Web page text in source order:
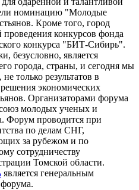
номинацию "Молодые
Кроме того, город
конкурсов фонда
конкурса "БИТ-Сибирь".
безусловно, является
города, страны, и сегодня мы
только результатов в
экономических
Организаторами форума
молодых ученых и
Форум проводится при
по делам СНГ,
за рубежом и по
сотрудничеству
Томской области.
является генеральным